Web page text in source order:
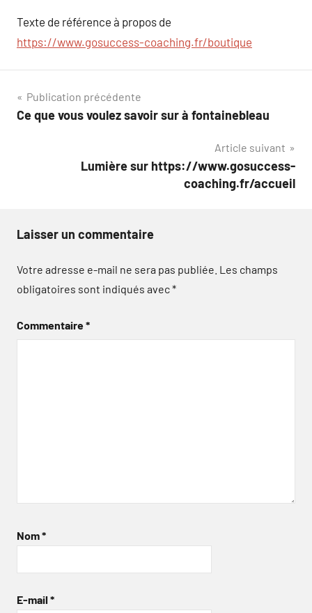
Texte de référence à propos de
https://www.gosuccess-coaching.fr/boutique
Navigation
de
Publication précédente
Ce que vous voulez savoir sur à fontainebleau
Article suivant
Lumière sur https://www.gosuccess-
coaching.fr/accueil
Laisser un commentaire
Votre adresse e-mail ne sera pas publiée. Les champs
obligatoires sont indiqués avec*
Commentaire*
Nom*
E-mail *